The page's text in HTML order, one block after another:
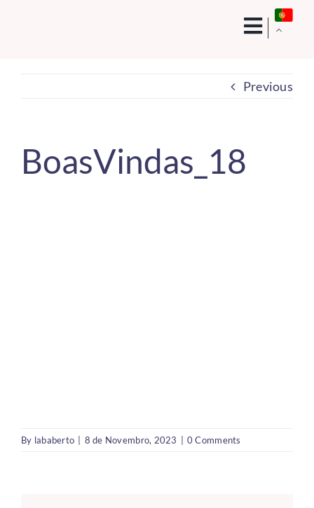
Previous
BoasVindas_18
By lababerto | 8 de Novembro, 2023 | 0 Comments